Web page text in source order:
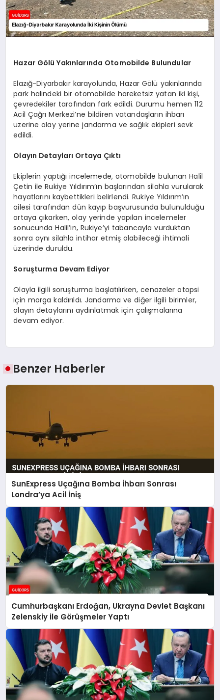
Hazar Gölü Yakınlarında Otomobilde Bulundular
Elazığ-Diyarbakır karayolunda, Hazar Gölü yakınlarında
park halindeki bir otomobilde hareketsiz yatan iki kişi,
çevredekiler tarafından fark edildi. Durumu hemen 112
Acil Çağrı Merkezi’ne bildiren vatandaşların ihbarı
üzerine olay yerine jandarma ve sağlık ekipleri sevk
edildi.
Olayın Detayları Ortaya Çıktı
Ekiplerin yaptığı incelemede, otomobilde bulunan Halil
Çetin ile Rukiye Yıldırım’ın başlarından silahla vurularak
hayatlarını kaybettikleri belirlendi. Rukiye Yıldırım’ın
ailesi tarafından dün kayıp başvurusunda bulunulduğu
ortaya çıkarken, olay yerinde yapılan incelemeler
sonucunda Halil’in, Rukiye’yi tabancayla vurduktan
sonra aynı silahla intihar etmiş olabileceği ihtimali
üzerinde duruldu.
Soruşturma Devam Ediyor
Olayla ilgili soruşturma başlatılırken, cenazeler otopsi
için morga kaldırıldı. Jandarma ve diğer ilgili birimler,
olayın detaylarını aydınlatmak için çalışmalarına
devam ediyor.
Benzer Haberler
SunExpress Uçağına Bomba İhbarı Sonrası
Londra’ya Acil İniş
Cumhurbaşkanı Erdoğan, Ukrayna Devlet Başkanı
Zelenskiy ile Görüşmeler Yaptı